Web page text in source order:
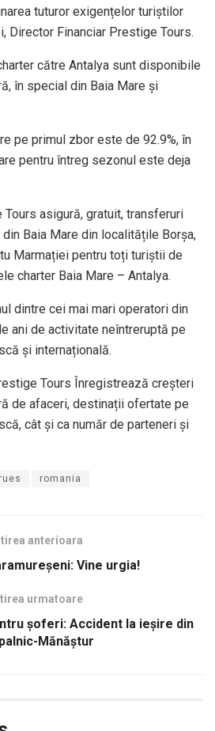
tuturor exigențelor turiștilor
Director Financiar Prestige Tours.
către Antalya sunt disponibile
în special din Baia Mare și
pe primul zbor este de 92.9%, în
pentru întreg sezonul este deja
Tours asigură, gratuit, transferuri
Baia Mare din localitățile Borșa,
Marmației pentru toți turiștii de
charter Baia Mare – Antalya.
dintre cei mai mari operatori din
ani de activitate neîntreruptă pe
și internațională.
Tours Înregistrează creșteri
de afaceri, destinații ofertate pe
cât și ca număr de parteneri și
romania
anterioara
Vine urgia!
urmatoare
șoferi: Accident la ieșire din
Mănăștur